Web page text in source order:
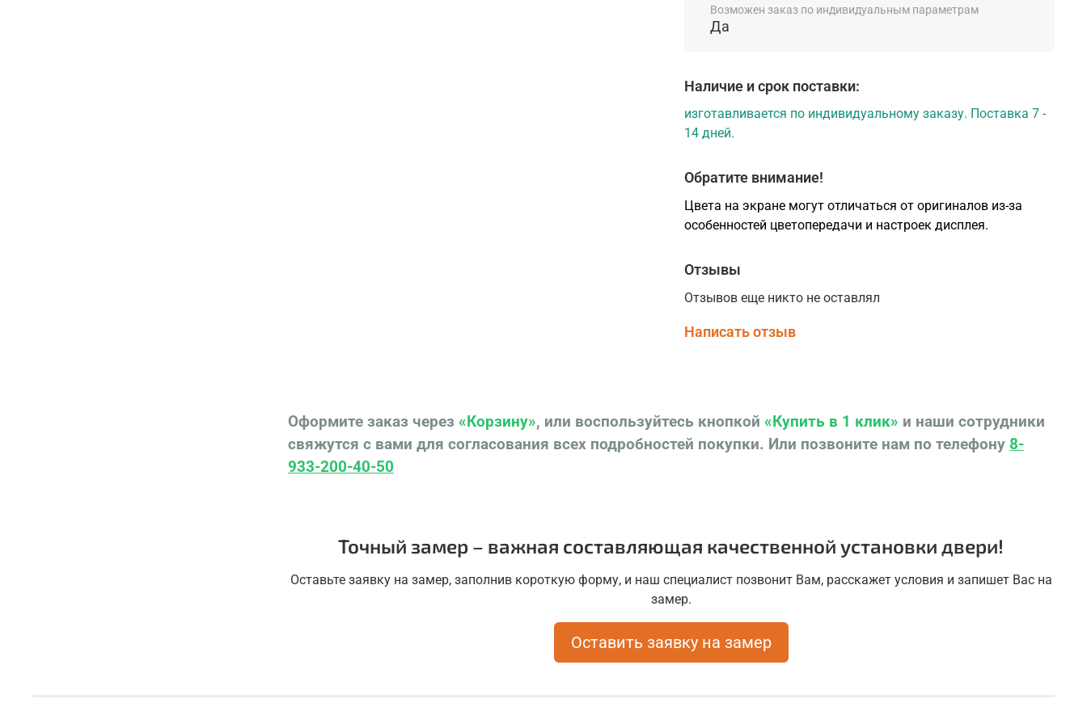
ремонтопригодность и большие возможности по
созданию различных моделей дверей. Сечение царги
и четыре винта размером 6*130мм.
Конструкция полотна двери серии Турин
Купить межкомнатную дверь ТУРИН 566АППSC.111
Возможен заказ по индивидуальным параметрам
Да
Наличие и срок поставки:
изготавливается по индивидуальному заказу. Поставка 7 -
14 дней.
Обратите внимание!
Цвета на экране могут отличаться от оригиналов из-за
особенностей цветопередачи и настроек дисплея.
Отзывы
Отзывов еще никто не оставлял
Написать отзыв
Оформите заказ через «Корзину», или воспользуйтесь кнопкой «Купить в 1 клик» и наши сотрудники
свяжутся с вами для согласования всех подробностей покупки. Или позвоните нам по телефону 8-
933-200-40-50
Точный замер – важная составляющая качественной установки двери!
Оставьте заявку на замер, заполнив короткую форму, и наш специалист позвонит Вам, расскажет условия и запишет Вас на
замер.
Оставить заявку на замер